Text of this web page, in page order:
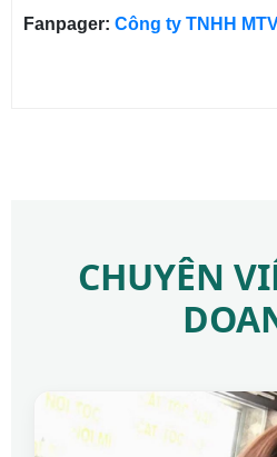
Fanpager: Công ty TNHH
CHUYÊN